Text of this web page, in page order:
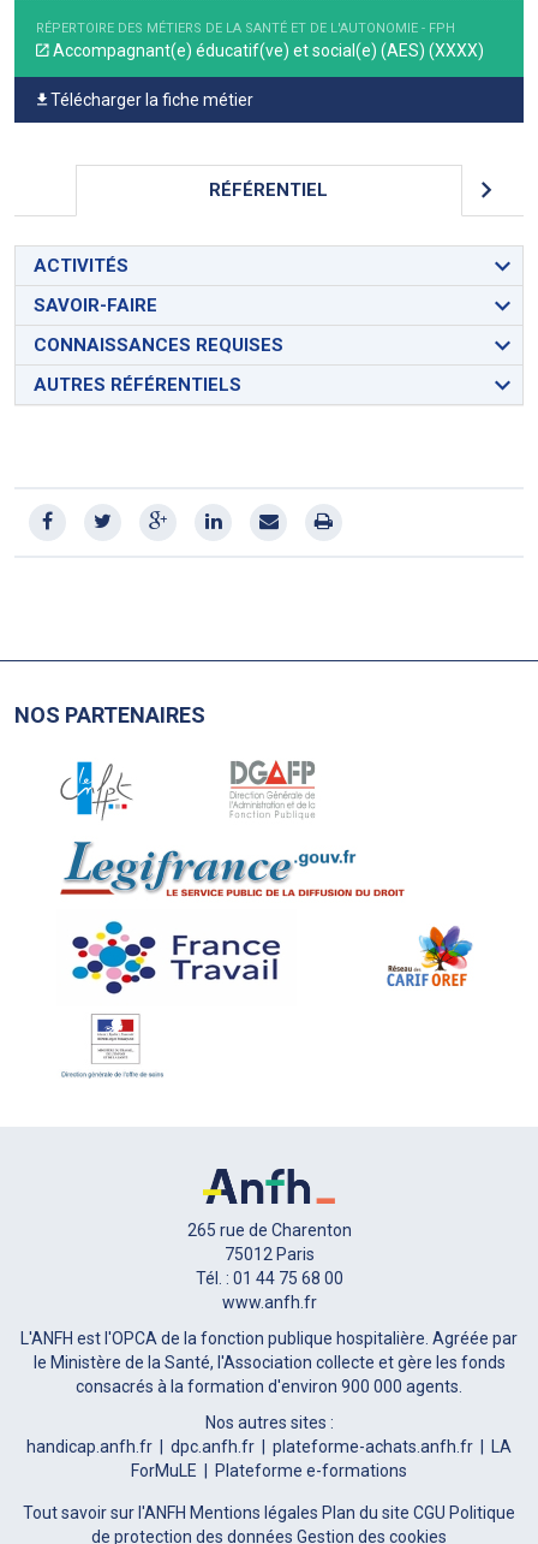
RÉPERTOIRE DES MÉTIERS DE LA SANTÉ ET DE L'AUTONOMIE - FPH
Accompagnant(e) éducatif(ve) et social(e) (AES) (XXXX)
Télécharger la fiche métier
RÉFÉRENTIEL
ACTIVITÉS
SAVOIR-FAIRE
CONNAISSANCES REQUISES
AUTRES RÉFÉRENTIELS
NOS PARTENAIRES
265 rue de Charenton
75012 Paris
Tél. : 01 44 75 68 00
www.anfh.fr
L'ANFH est l'OPCA de la fonction publique hospitalière. Agréée par
le Ministère de la Santé, l'Association collecte et gère les fonds
consacrés à la formation d'environ 900 000 agents.
Nos autres sites :
handicap.anfh.fr
dpc.anfh.fr plateforme-achats.anfh.fr
LA
ForMuLE
Plateforme e-formations
Tout savoir sur l'ANFH Mentions légales Plan du site CGU Politique
de protection des données Gestion des cookies